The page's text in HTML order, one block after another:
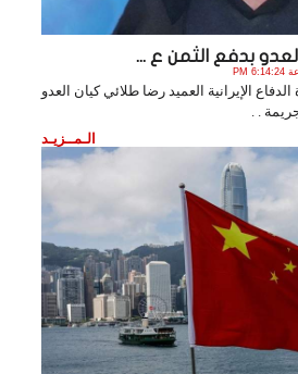
بدفع الثمن ع ...
الإيرانية العميد رضا طلائي كيان العدو
. .
الـمــزيـد